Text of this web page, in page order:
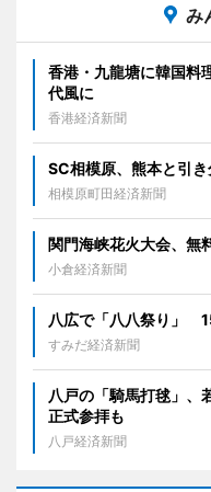
み
香港・九龍塘に韓国
代風に
香港経済新聞
SC相模原、熊本と引
相模原町田経済新聞
関門海峡花火大会、無
小倉経済新聞
八広で「八八祭り」
すみだ経済新聞
八戸の「騎馬打毬」
正式参拝も
八戸経済新聞